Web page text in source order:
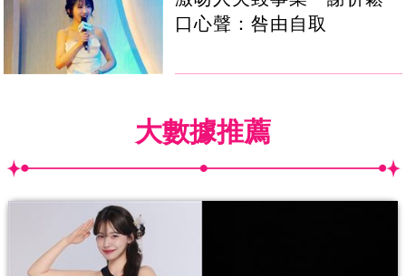
口心聲：咎由自取
大數據推薦